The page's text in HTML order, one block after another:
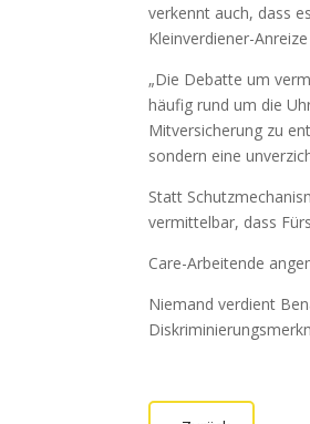
verkennt auch, dass
Kleinverdiener-
„Die Debatte um
häufig rund um die
Mitversicherung zu
sondern eine
Statt
vermittelbar, dass
Care-Arbeitende
Niemand verdient